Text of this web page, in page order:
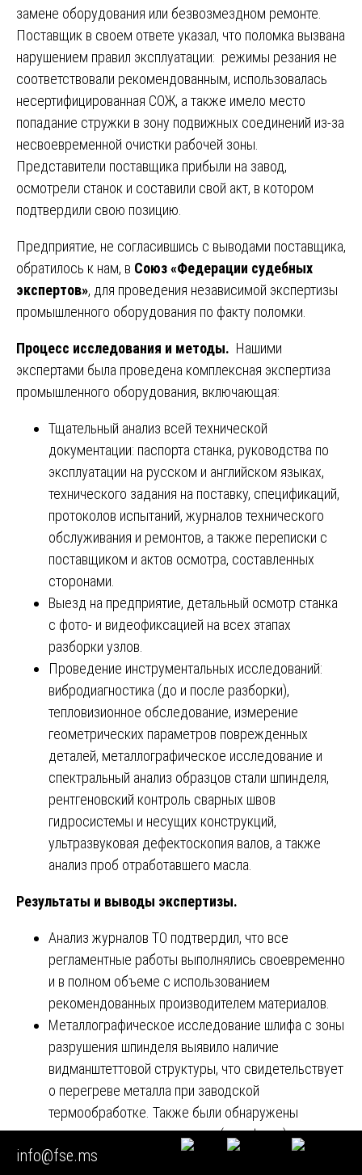
замене оборудования или безвозмездном ремонте.
Поставщик в своем ответе указал, что поломка вызвана
нарушением правил эксплуатации: режимы резания не
соответствовали рекомендованным, использовалась
несертифицированная СОЖ, а также имело место
попадание стружки в зону подвижных соединений из-за
несвоевременной очистки рабочей зоны.
Представители поставщика прибыли на завод,
осмотрели станок и составили свой акт, в котором
подтвердили свою позицию.
Предприятие, не согласившись с выводами поставщика,
обратилось к нам, в Союз «Федерации судебных
экспертов», для проведения независимой экспертизы
промышленного оборудования по факту поломки.
Процесс исследования и методы. Нашими
экспертами была проведена комплексная экспертиза
промышленного оборудования, включающая:
Тщательный анализ всей технической
документации: паспорта станка, руководства по
эксплуатации на русском и английском языках,
технического задания на поставку, спецификаций,
протоколов испытаний, журналов технического
обслуживания и ремонтов, а также переписки с
поставщиком и актов осмотра, составленных
сторонами.
Выезд на предприятие, детальный осмотр станка
с фото- и видеофиксацией на всех этапах
разборки узлов.
Проведение инструментальных исследований:
вибродиагностика (до и после разборки),
тепловизионное обследование, измерение
геометрических параметров поврежденных
деталей, металлографическое исследование и
спектральный анализ образцов стали шпинделя,
рентгеновский контроль сварных швов
гидросистемы и несущих конструкций,
ультразвуковая дефектоскопия валов, а также
анализ проб отработавшего масла.
Результаты и выводы экспертизы.
Анализ журналов ТО подтвердил, что все
регламентные работы выполнялись своевременно
и в полном объеме с использованием
рекомендованных производителем материалов.
Металлографическое исследование шлифа с зоны
разрушения шпинделя выявило наличие
видманштеттовой структуры, что свидетельствует
о перегреве металла при заводской
термообработке. Также были обнаружены
неметаллические включения (сульфиды),
сгруппированные в цепочки, что указывает на
info@fse.ms